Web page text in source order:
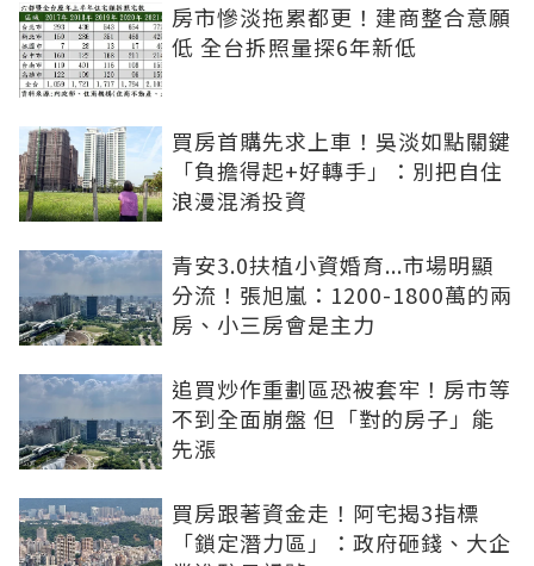
房市慘淡拖累都更！建商整合意願
低 全台拆照量探6年新低
買房首購先求上車！吳淡如點關鍵
「負擔得起+好轉手」：別把自住
浪漫混淆投資
青安3.0扶植小資婚育...市場明顯
分流！張旭嵐：1200-1800萬的兩
房、小三房會是主力
追買炒作重劃區恐被套牢！房市等
不到全面崩盤 但「對的房子」能
先漲
買房跟著資金走！阿宅揭3指標
「鎖定潛力區」：政府砸錢、大企